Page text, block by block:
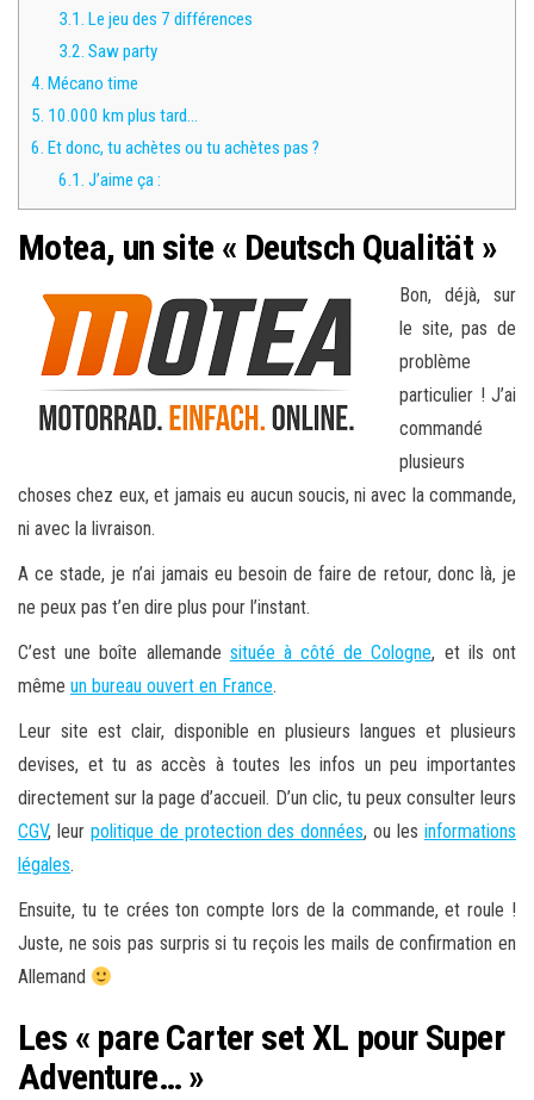
3.1. Le jeu des 7 différences
3.2. Saw party
4. Mécano time
5. 10.000 km plus tard…
6. Et donc, tu achètes ou tu achètes pas ?
6.1. J’aime ça :
Motea, un site « Deutsch Qualität »
Bon, déjà, sur
le site, pas de
problème
particulier ! J’ai
commandé
plusieurs
choses chez eux, et jamais eu aucun soucis, ni avec la commande,
ni avec la livraison.
A ce stade, je n’ai jamais eu besoin de faire de retour, donc là, je
ne peux pas t’en dire plus pour l’instant.
C’est une boîte allemande située à côté de Cologne, et ils ont
même un bureau ouvert en France.
Leur site est clair, disponible en plusieurs langues et plusieurs
devises, et tu as accès à toutes les infos un peu importantes
directement sur la page d’accueil. D’un clic, tu peux consulter leurs
CGV, leur politique de protection des données, ou lesinformations
légales.
Ensuite, tu te crées ton compte lors de la commande, et roule !
Juste, ne sois pas surpris si tu reçois les mails de confirmation en
Allemand
Les « pare Carter set XL pour Super
Adventure… »